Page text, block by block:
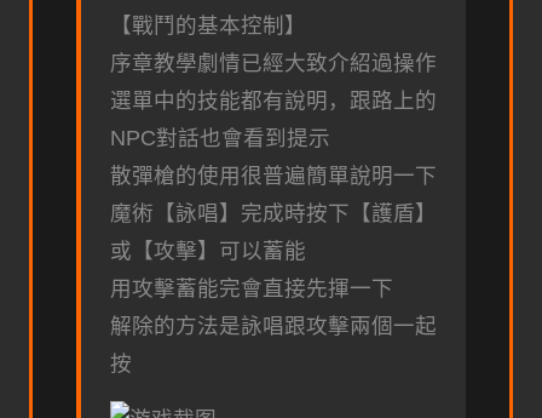
【戰鬥的基本控制】
序章教學劇情已經大致介紹過操作
選單中的技能都有說明，跟路上的
NPC對話也會看到提示
散彈槍的使用很普遍簡單說明一下
魔術【詠唱】完成時按下【護盾】
或【攻擊】可以蓄能
用攻擊蓄能完會直接先揮一下
解除的方法是詠唱跟攻擊兩個一起
按